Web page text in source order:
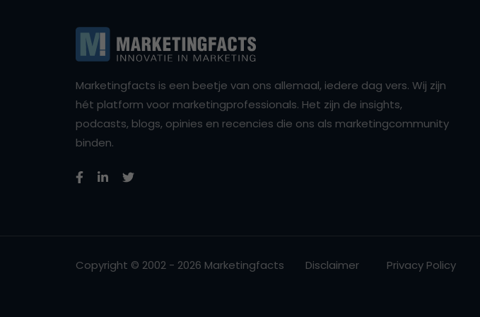
Marketingfacts is een beetje van ons allemaal, iedere dag vers. Wij zijn
hét platform voor marketingprofessionals. Het zijn de insights,
podcasts, blogs, opinies en recencies die ons als marketingcommunity
binden.
Copyright © 2002 - 2026 Marketingfacts Disclaimer Privacy Policy